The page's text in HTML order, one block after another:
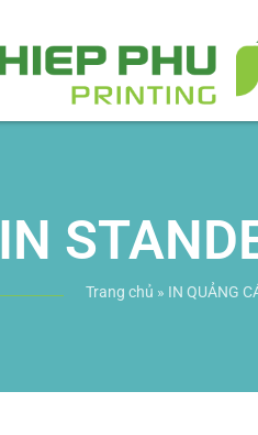
IN
Trang chủ » IN QUẢNG